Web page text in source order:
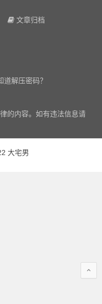
文章归档
解压密码？
的内容。如有违法信息请
大宅男